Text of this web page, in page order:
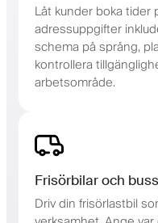
Låt kunder boka tider
adressuppgifter
schema på språng,
kontrollera
arbetsområde.
Frisörbilar och
Driv din frisörlastbil